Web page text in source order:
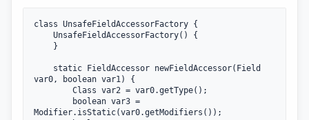
class UnsafeFieldAccessorFactory {
var0, boolean var1) {
Modifier.isStatic(var0.getModifiers());